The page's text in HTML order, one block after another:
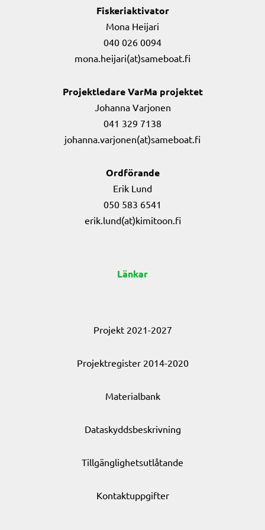
Fiskeriaktivator
Mona Heijari
040 026 0094
mona.heijari(at)sameboat.fi
Projektledare VarMa projektet
Johanna Varjonen
041 329 7138
johanna.varjonen(at)sameboat.fi
Ordförande
Erik Lund
050 583 6541
erik.lund(at)kimitoon.fi
Länkar
Projekt 2021-2027
Projektregister 2014-2020
Materialbank
Dataskyddsbeskrivning
Tillgänglighetsutlåtande
Kontaktuppgifter